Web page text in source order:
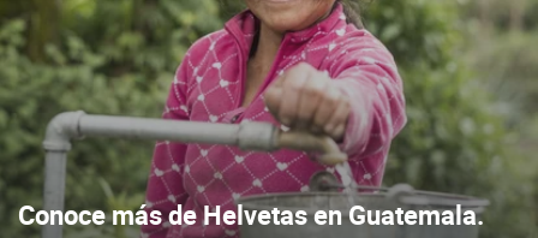
Conoce más de Helvetas en Guatemala.